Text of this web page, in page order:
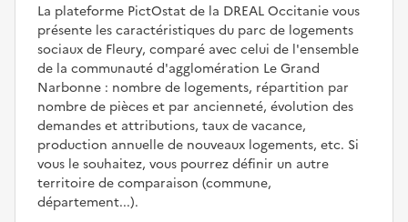
La plateforme PictOstat de la DREAL Occitanie vous
présente les caractéristiques du parc de logements
sociaux de Fleury, comparé avec celui de l'ensemble
de la communauté d'agglomération Le Grand
Narbonne : nombre de logements, répartition par
nombre de pièces et par ancienneté, évolution des
demandes et attributions, taux de vacance,
production annuelle de nouveaux logements, etc. Si
vous le souhaitez, vous pourrez définir un autre
territoire de comparaison (commune,
département...).